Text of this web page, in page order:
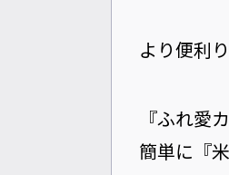
より便利
『ふれ愛
簡単に『